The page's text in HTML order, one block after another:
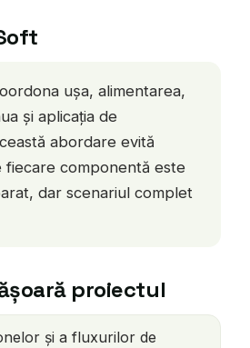
ușa, alimentarea,
și aplicația de
abordare evită
fiecare componentă este
dar scenariul complet
proiectul
și a fluxurilor de